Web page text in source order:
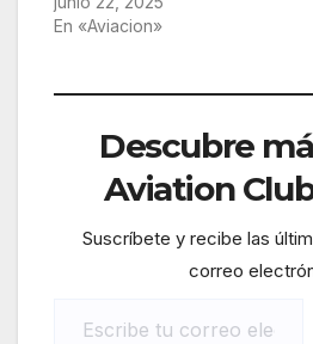
En «Aviacion»
Descubre
Aviation
Suscríbete y recibe las
correo